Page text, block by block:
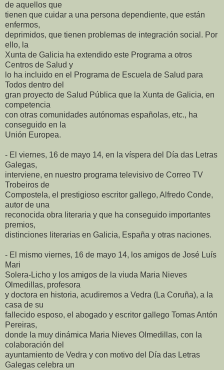
de aquellos que
tienen que cuidar a una persona dependiente, que están
enfermos,
deprimidos, que tienen problemas de integración social. Por
ello, la
Xunta de Galicia ha extendido este Programa a otros
Centros de Salud y
lo ha incluido en el Programa de Escuela de Salud para
Todos dentro del
gran proyecto de Salud Pública que la Xunta de Galicia, en
competencia
con otras comunidades autónomas españolas, etc., ha
conseguido en la
Unión Europea.
- El viernes, 16 de mayo 14, en la víspera del Día das Letras
Galegas,
interviene, en nuestro programa televisivo de Correo TV
Trobeiros de
Compostela, el prestigioso escritor gallego, Alfredo Conde,
autor de una
reconocida obra literaria y que ha conseguido importantes
premios,
distinciones literarias en Galicia, España y otras naciones.
- El mismo viernes, 16 de mayo 14, los amigos de José Luís
Mari
Solera-Licho y los amigos de la viuda Maria Nieves
Olmedillas, profesora
y doctora en historia, acudiremos a Vedra (La Coruña), a la
casa de su
fallecido esposo, el abogado y escritor gallego Tomas Antón
Pereiras,
donde la muy dinámica Maria Nieves Olmedillas, con la
colaboración del
ayuntamiento de Vedra y con motivo del Día das Letras
Galegas celebra un